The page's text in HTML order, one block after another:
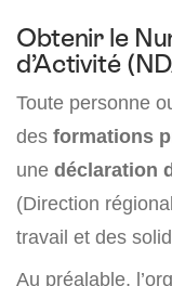
Obtenir le
d’Activité
Toute personne
des formations
une déclaration
(Direction
travail et des
Au préalable,